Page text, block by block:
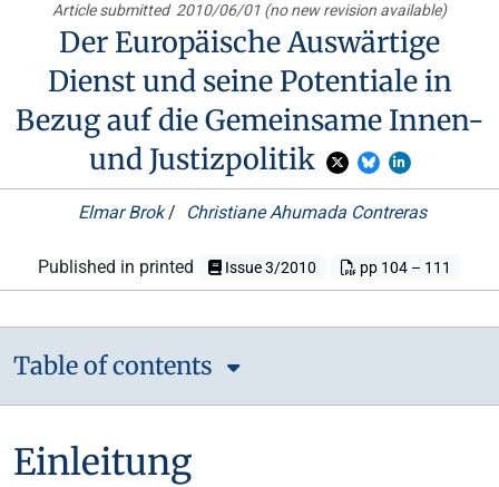
Article submitted 2010/06/01 (no new revision available)
Der Europäische Auswärtige
Dienst und seine Potentiale in
Bezug auf die Gemeinsame Innen-
und Justizpolitik
Elmar Brok/ Christiane Ahumada Contreras
Published in printed Issue 3/2010 pp 104 – 111
Table of contents
Einleitung